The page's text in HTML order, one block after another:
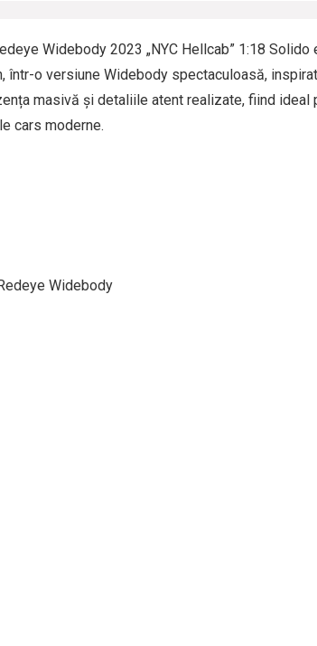
Widebody 2023 „NYC Hellcab” 1:18
într-o versiune Widebody spectaculoasă,
masivă și detaliile atent realizate, fiind ideal
cars moderne.
Widebody